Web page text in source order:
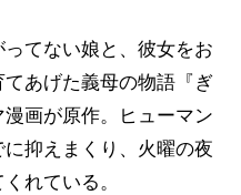
てない娘と、彼女をお
あげた義母の物語『ぎ
画が原作。ヒューマン
抑えまくり、火曜の夜
れている。